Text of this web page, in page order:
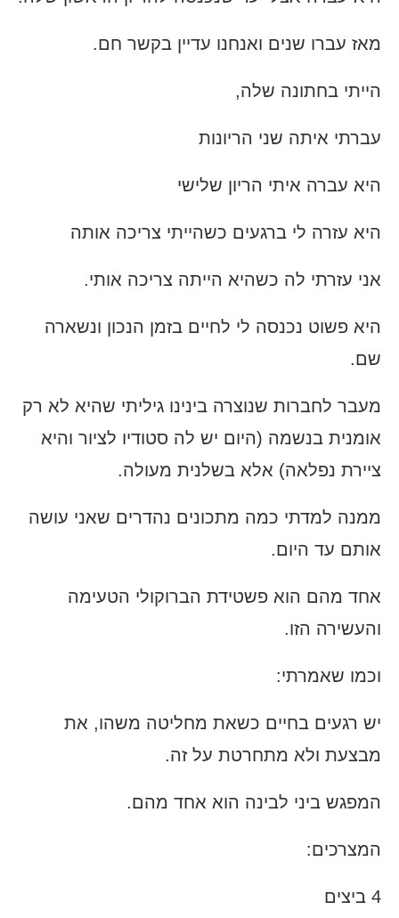
מאז עברו שנים ואנחנו עדיין בקשר חם.
הייתי בחתונה שלה,
עברתי איתה שני הריונות
היא עברה איתי הריון שלישי
היא עזרה לי ברגעים כשהייתי צריכה אותה
אני עזרתי לה כשהיא הייתה צריכה אותי.
היא פשוט נכנסה לי לחיים בזמן הנכון ונשארה
שם.
מעבר לחברות שנוצרה בינינו גיליתי שהיא לא רק
אומנית בנשמה (היום יש לה סטודיו לציור והיא
ציירת נפלאה) אלא בשלנית מעולה.
ממנה למדתי כמה מתכונים נהדרים שאני עושה
אותם עד היום.
אחד מהם הוא פשטידת הברוקולי הטעימה
והעשירה הזו.
וכמו שאמרתי:
יש רגעים בחיים כשאת מחליטה משהו, את
מבצעת ולא מתחרטת על זה.
המפגש ביני לבינה הוא אחד מהם.
המצרכים:
4 ביצים